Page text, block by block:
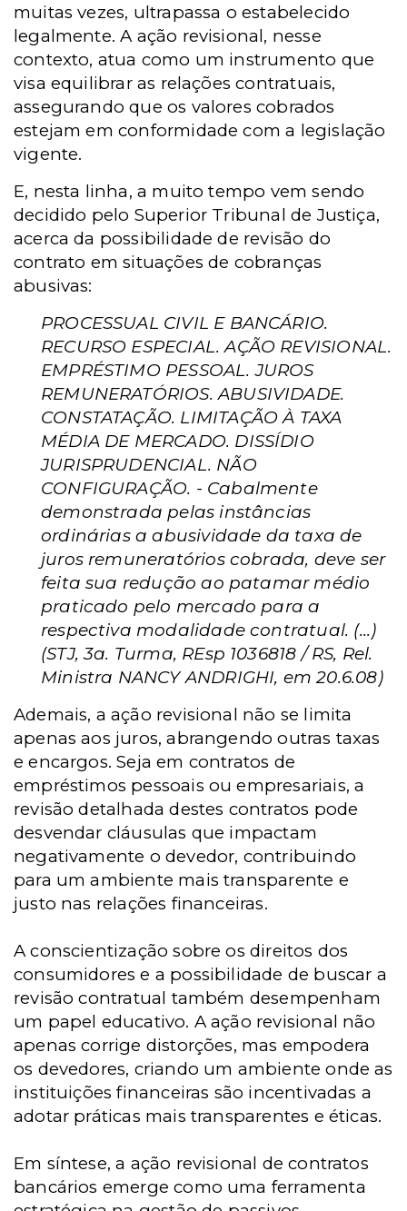
muitas vezes, ultrapassa o estabelecido
legalmente. A ação revisional, nesse
contexto, atua como um instrumento que
visa equilibrar as relações contratuais,
assegurando que os valores cobrados
estejam em conformidade com a legislação
vigente.
E, nesta linha, a muito tempo vem sendo
decidido pelo Superior Tribunal de Justiça,
acerca da possibilidade de revisão do
contrato em situações de cobranças
abusivas:
PROCESSUAL CIVIL E BANCÁRIO.
RECURSO ESPECIAL. AÇÃO REVISIONAL.
EMPRÉSTIMO PESSOAL. JUROS
REMUNERATÓRIOS. ABUSIVIDADE.
CONSTATAÇÃO. LIMITAÇÃO À TAXA
MÉDIA DE MERCADO. DISSÍDIO
JURISPRUDENCIAL. NÃO
CONFIGURAÇÃO. - Cabalmente
demonstrada pelas instâncias
ordinárias a abusividade da taxa de
juros remuneratórios cobrada, deve ser
feita sua redução ao patamar médio
praticado pelo mercado para a
respectiva modalidade contratual. (...)
(STJ, 3a. Turma, REsp 1036818 / RS, Rel.
Ministra NANCY ANDRIGHI, em 20.6.08)
Ademais, a ação revisional não se limita
apenas aos juros, abrangendo outras taxas
e encargos. Seja em contratos de
empréstimos pessoais ou empresariais, a
revisão detalhada destes contratos pode
desvendar cláusulas que impactam
negativamente o devedor, contribuindo
para um ambiente mais transparente e
justo nas relações financeiras.
A conscientização sobre os direitos dos
consumidores e a possibilidade de buscar a
revisão contratual também desempenham
um papel educativo. A ação revisional não
apenas corrige distorções, mas empodera
os devedores, criando um ambiente onde as
instituições financeiras são incentivadas a
adotar práticas mais transparentes e éticas.
Em síntese, a ação revisional de contratos
bancários emerge como uma ferramenta